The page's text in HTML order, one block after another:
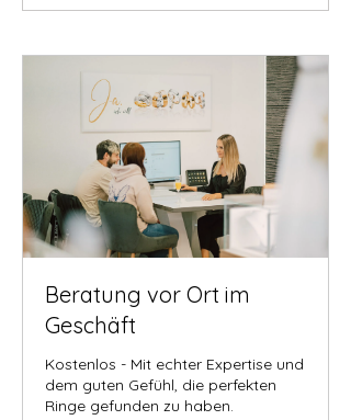
Beratung vor Ort im
Geschäft
Kostenlos - Mit echter Expertise und
dem guten Gefühl, die perfekten
Ringe gefunden zu haben.